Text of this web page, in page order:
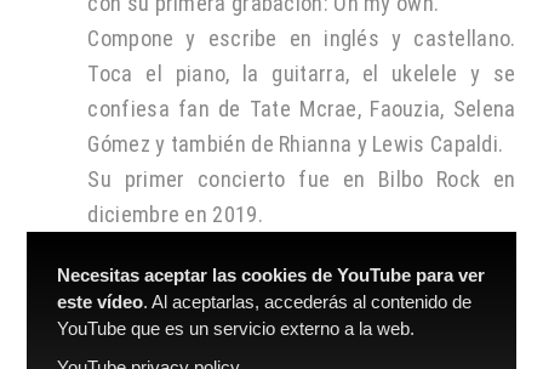
Compone y escribe en inglés y castellano.
Toca el piano, la guitarra, el ukelele y se
confiesa fan de Tate Mcrae, Faouzia, Selena
Gómez y también de Rhianna y Lewis Capaldi.
Su primer concierto fue en Bilbo Rock en
diciembre en 2019.
Necesitas aceptar las cookies de YouTube para ver
este vídeo. Al aceptarlas, accederás al contenido de
YouTube que es un servicio externo a la web.